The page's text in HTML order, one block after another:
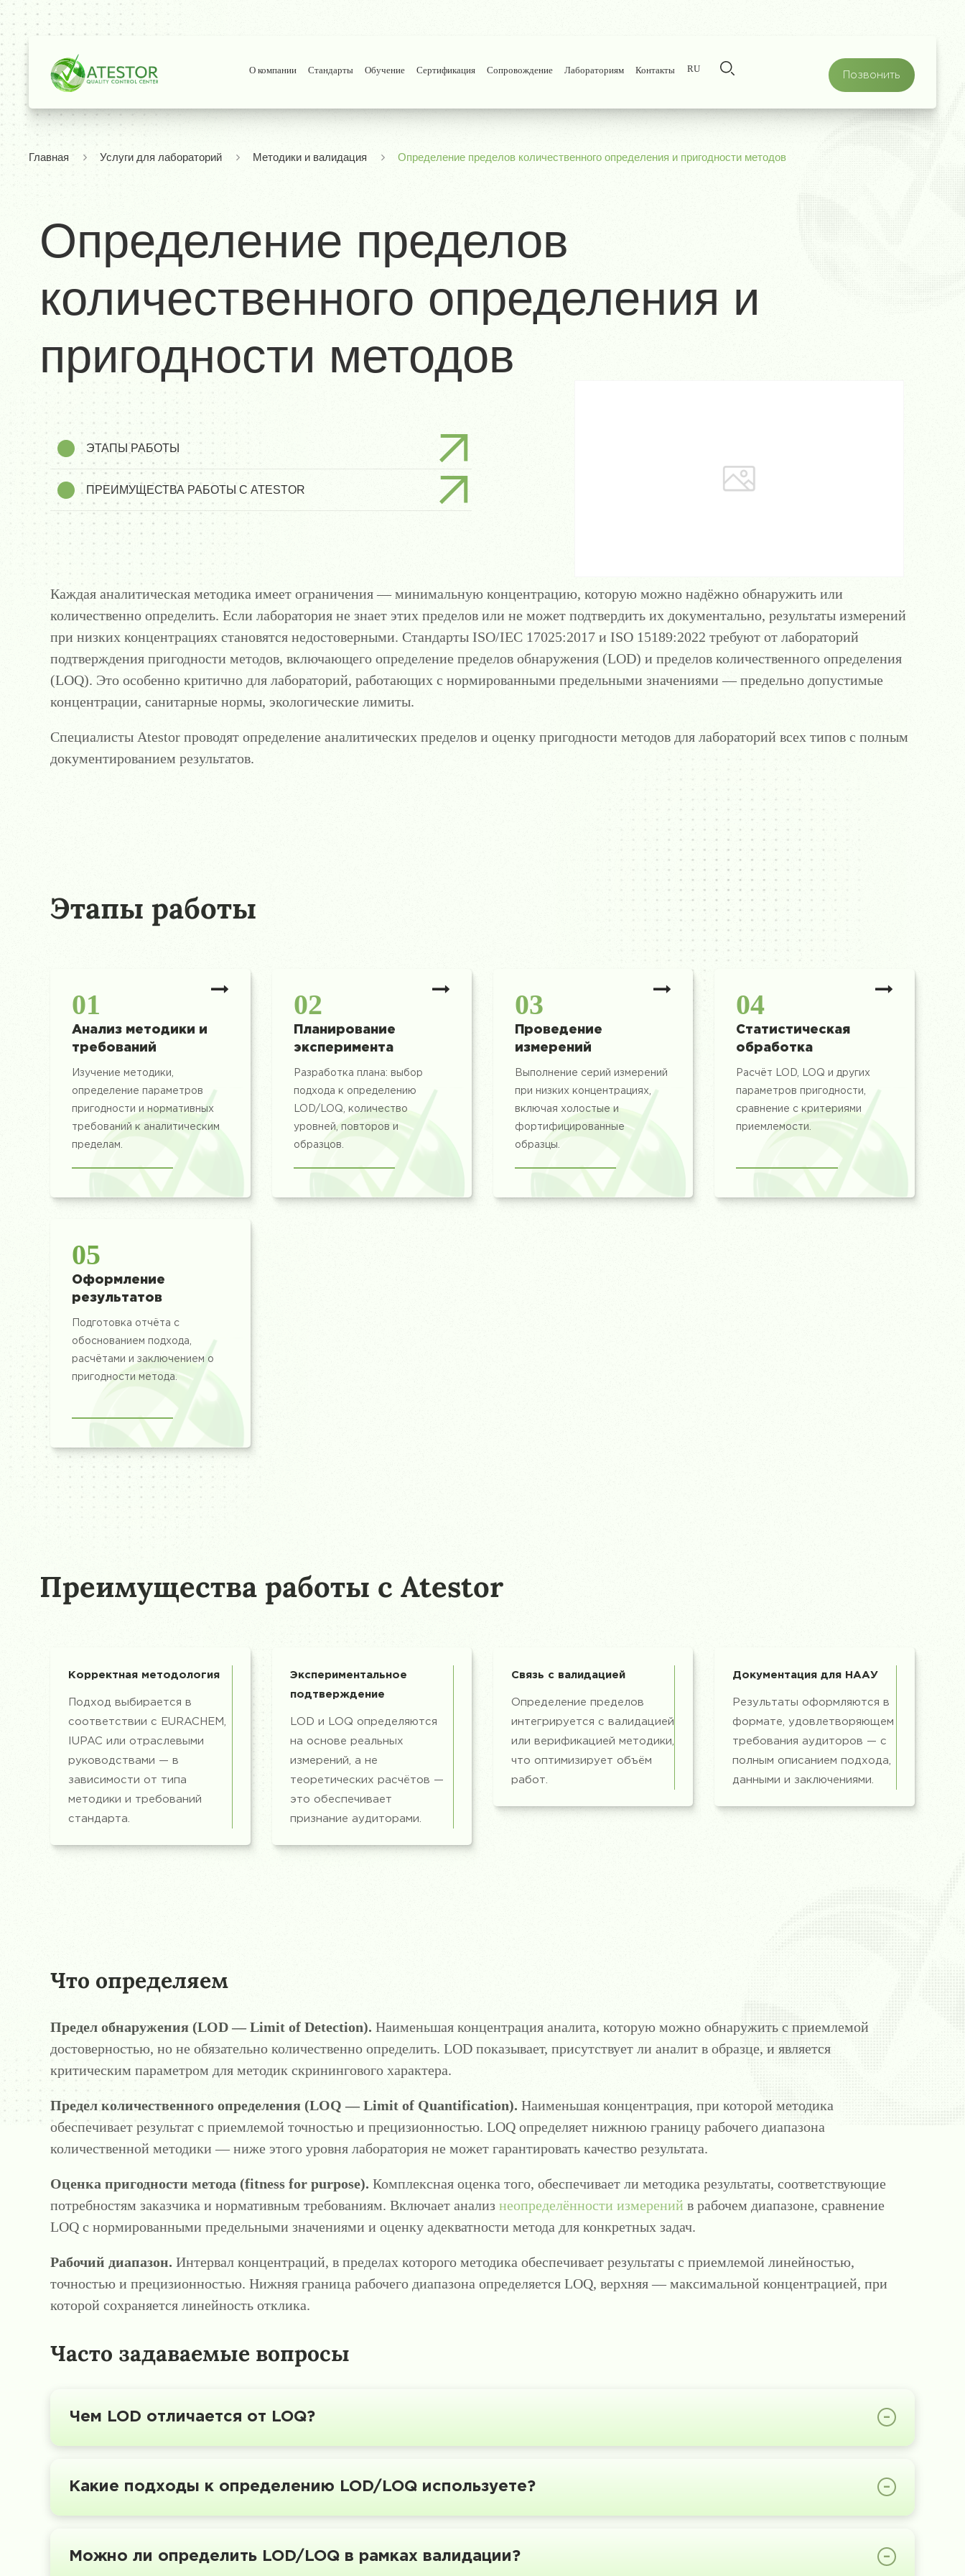
О компании Стандарты Обучение Сертификация Сопровождение Лабораториям Контакты RU
Позвонить
Главная Услуги для лабораторий Методики и валидация Определение пределов количественного определения и пригодности методов
Определение пределов
количественного определения и
пригодности методов
ЭТАПЫ РАБОТЫ
ПРЕИМУЩЕСТВА РАБОТЫ С ATESTOR
Каждая аналитическая методика имеет ограничения — минимальную концентрацию, которую можно надёжно обнаружить или
количественно определить. Если лаборатория не знает этих пределов или не может подтвердить их документально, результаты измерений
при низких концентрациях становятся недостоверными. Стандарты ISO/IEC 17025:2017 и ISO 15189:2022 требуют от лабораторий
подтверждения пригодности методов, включающего определение пределов обнаружения (LOD) и пределов количественного определения
(LOQ). Это особенно критично для лабораторий, работающих с нормированными предельными значениями — предельно допустимые
концентрации, санитарные нормы, экологические лимиты.
Специалисты Atestor проводят определение аналитических пределов и оценку пригодности методов для лабораторий всех типов с полным
документированием результатов.
Этапы работы
01
Анализ методики и
требований
Изучение методики,
определение параметров
пригодности и нормативных
требований к аналитическим
пределам.
02
Планирование
эксперимента
Разработка плана: выбор
подхода к определению
LOD/LOQ, количество
уровней, повторов и
образцов.
03
Проведение
измерений
Выполнение серий измерений
при низких концентрациях,
включая холостые и
фортифицированные
образцы.
04
Статистическая
обработка
Расчёт LOD, LOQ и других
параметров пригодности,
сравнение с критериями
приемлемости.
05
Оформление
результатов
Подготовка отчёта с
обоснованием подхода,
расчётами и заключением о
пригодности метода.
Преимущества работы с Atestor
Корректная методология
Подход выбирается в
соответствии с EURACHEM,
IUPAC или отраслевыми
руководствами — в
зависимости от типа
методики и требований
стандарта.
Экспериментальное
подтверждение
LOD и LOQ определяются
на основе реальных
измерений, а не
теоретических расчётов —
это обеспечивает
признание аудиторами.
Связь с валидацией
Определение пределов
интегрируется с валидацией
или верификацией методики,
что оптимизирует объём
работ.
Документация для НААУ
Результаты оформляются в
формате, удовлетворяющем
требования аудиторов — с
полным описанием подхода,
данными и заключениями.
Что определяем
Предел обнаружения (LOD — Limit of Detection). Наименьшая концентрация аналита, которую можно обнаружить с приемлемой
достоверностью, но не обязательно количественно определить. LOD показывает, присутствует ли аналит в образце, и является
критическим параметром для методик скринингового характера.
Предел количественного определения (LOQ — Limit of Quantification). Наименьшая концентрация, при которой методика
обеспечивает результат с приемлемой точностью и прецизионностью. LOQ определяет нижнюю границу рабочего диапазона
количественной методики — ниже этого уровня лаборатория не может гарантировать качество результата.
Оценка пригодности метода (fitness for purpose). Комплексная оценка того, обеспечивает ли методика результаты, соответствующие
потребностям заказчика и нормативным требованиям. Включает анализнеопределённости измерений в рабочем диапазоне, сравнение
LOQ с нормированными предельными значениями и оценку адекватности метода для конкретных задач.
Рабочий диапазон. Интервал концентраций, в пределах которого методика обеспечивает результаты с приемлемой линейностью,
точностью и прецизионностью. Нижняя граница рабочего диапазона определяется LOQ, верхняя — максимальной концентрацией, при
которой сохраняется линейность отклика.
Часто задаваемые вопросы
Чем LOD отличается от LOQ? –
Какие подходы к определению LOD/LOQ используете? –
Можно ли определить LOD/LOQ в рамках валидации? –